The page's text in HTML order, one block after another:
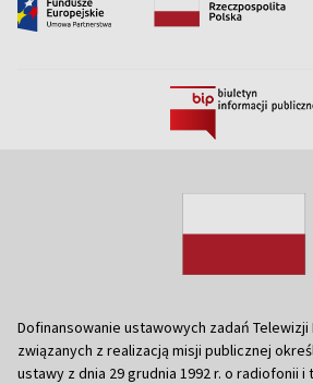
Dofinansowanie ustawowych zadań Telewizji
związanych z realizacją misji publicznej
ustawy z dnia 29 grudnia 1992 r. o radiofonii i